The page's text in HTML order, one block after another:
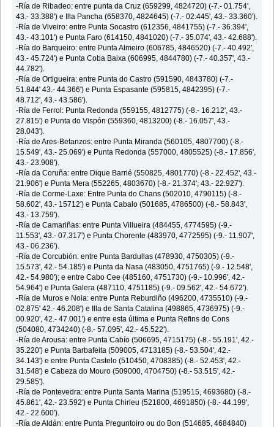
-Ría de Ribadeo: entre punta da Cruz (659299, 4824720) (-7.- 01.754',
43.- 33.388') e Illa Pancha (658370, 4824645) (-7.- 02.445', 43.- 33.360').
-Ría de Viveiro: entre Punta Socastro (612356, 4841755) (-7.- 36.394',
43.- 43.101') e Punta Faro (614150, 4841020) (-7.- 35.074', 43.- 42.688').
-Ría do Barqueiro: entre Punta Almeiro (606785, 4846520) (-7.- 40.492',
43.- 45.724') e Punta Coba Baixa (606995, 4844780) (-7.- 40.357', 43.-
44.782').
-Ría de Ortigueira: entre Punta do Castro (591590, 4843780) (-7.-
51.844' 43.- 44.366') e Punta Espasante (595815, 4842395) (-7.-
48.712', 43.- 43.586').
-Ría de Ferrol: Punta Redonda (559155, 4812775) (-8.- 16.212', 43.-
27.815') e Punta do Vispón (559360, 4813200) (-8.- 16.057', 43.-
28.043').
-Ría de Ares-Betanzos: entre Punta Miranda (560105, 4807700) (-8.-
15.549', 43.- 25.069') e Punta Redonda (557000, 4805525) (-8.- 17.856',
43.- 23.908').
-Ría da Coruña: entre Dique Barrié (550825, 4801770) (-8.- 22.452', 43.-
21.906') e Punta Mera (552265, 4803670) (-8.- 21.374', 43.- 22.927').
-Ría de Corme-Laxe: Entre Punta do Chans (502010, 4790115) (-8.-
58.602', 43.- 15712') e Punta Cabalo (501685, 4786500) (-8.- 58.843',
43.- 13.759').
-Ría de Camariñas: entre Punta Villueira (484455, 4774595) (-9.-
11.553', 43.- 07.317') e Punta Chorente (483970, 4772595) (-9.- 11.907',
43.- 06.236').
-Ría de Corcubión: entre Punta Bardullas (478930, 4750305) (-9.-
15.573', 42.- 54.185') e Punta da Nasa (483050, 4751765) (-9.- 12.548',
42.- 54.980'); e entre Cabo Cee (485160, 4751730) (-9.- 10.996', 42.-
54.964') e Punta Galera (487110, 4751185) (-9.- 09.562', 42.- 54.672').
-Ría de Muros e Noia: entre Punta Reburdiño (496200, 4735510) (-9.-
02.875' 42.- 46.208') e Illa de Santa Catalina (498865, 4736975) (-9.-
00.920', 42.- 47.001') e entre esta última e Punta Refins do Cons
(504080, 4734240) (-8.- 57.095', 42.- 45.522').
-Ría de Arousa: entre Punta Cabío (506695, 4715175) (-8.- 55.191', 42.-
35.220') e Punta Barbafeita (509005, 4713185) (-8.- 53.504', 42.-
34.143') e entre Punta Castelo (510450, 4708385) (-8.- 52.453', 42.-
31.548') e Cabeza do Mouro (509000, 4704750) (-8.- 53.515', 42.-
29.585').
-Ría de Pontevedra: entre Punta Santa Marina (519515, 4693680) (-8.-
45.861', 42.- 23.592') e Punta Chirleu (521800, 4691850) (-8.- 44.199',
42.- 22.600').
-Ría de Aldán: entre Punta Preguntoiro ou do Bon (514685, 4684840)